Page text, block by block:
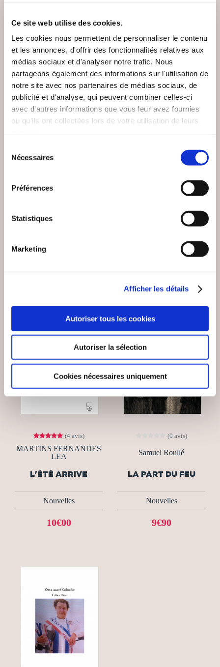
Ce site web utilise des cookies.
Les cookies nous permettent de personnaliser le contenu
et les annonces, d'offrir des fonctionnalités relatives aux
médias sociaux et d'analyser notre trafic. Nous
partageons également des informations sur l'utilisation de
notre site avec nos partenaires de médias sociaux, de
publicité et d'analyse, qui peuvent combiner celles-ci
avec d'autres informations que vous leur avez fournies
ou qu'ils ont collectées lors de votre utilisation de leurs
Nécessaires
Préférences
Statistiques
Marketing
Afficher les détails
Autoriser tous les cookies
Autoriser la sélection
Cookies nécessaires uniquement
Thibaut Carré
GAULLE
NEW
Bruno BACROIX
(4 avis)
MARTINS FERNANDES
LEA
L'ÉTÉ ARRIVE
Nouvelles
10€00
(0 avis)
Samuel Roullé
LA PART DU FEU
Nouvelles
9€90